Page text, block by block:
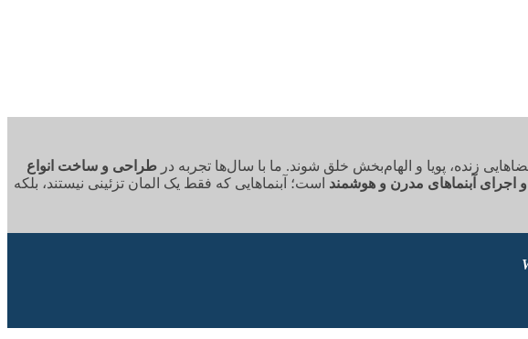
زنده، پویا و الهام‌بخش خلق شوند. ما با سال‌ها تجربه در طراحی و ساخت انواع
اجرای آبنماهای مدرن و هوشمند است؛ آبنماهایی که فقط یک المان تزئینی نیستند، بلکه